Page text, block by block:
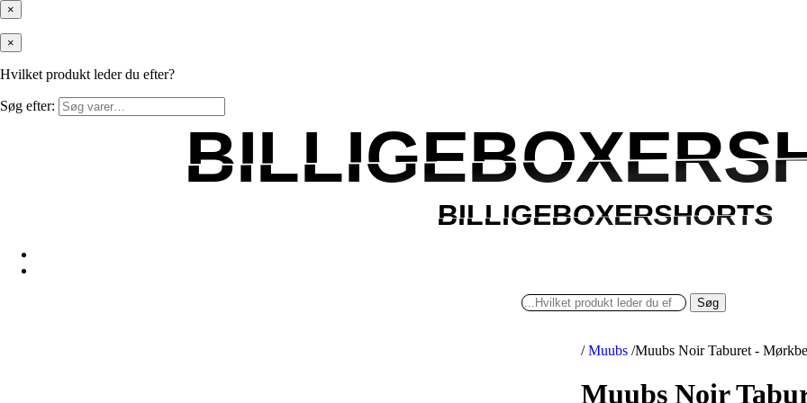
×
×
Hvilket produkt leder du efter?
Søg efter:
BILLIGEBOXERSHORTS
BILLIGEBOXERSHORTS
Søg
/ Muubs /Muubs Noir Taburet -
Muubs Noir